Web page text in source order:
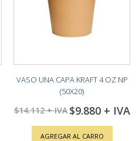
VASO UNA CAPA KRAFT 4 OZ NP
(50X20)
$14.112
Special
Price
$9.880
AGREGAR AL CARRO